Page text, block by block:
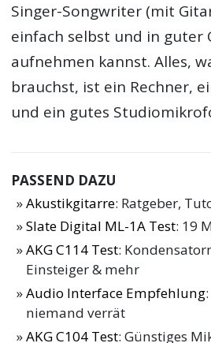
Singer-Songwriter (mit
einfach selbst und in guter
aufnehmen kannst. Alles,
brauchst, ist ein Rechner,
und ein gutes
PASSEND DAZU
Akustikgitarre: Ratgeber,
Slate Digital ML-1A Test: 19
AKG C114 Test:
Einsteiger & mehr
Audio Interface Empfehlung
niemand verrät
AKG C104 Test: Günstiges